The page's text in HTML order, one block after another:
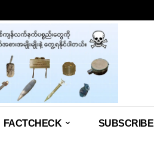
FACTCHECK SUBSCRIBE